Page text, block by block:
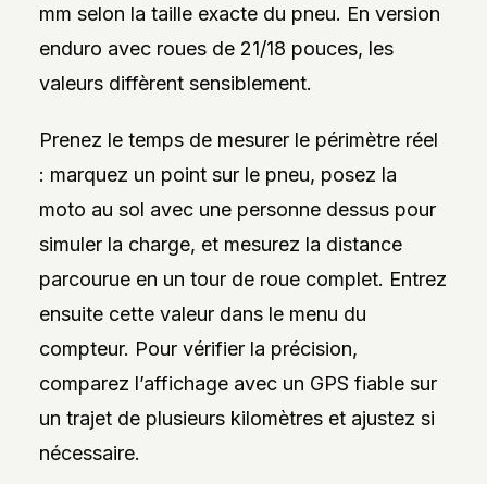
mm selon la taille exacte du pneu. En version
enduro avec roues de 21/18 pouces, les
valeurs diffèrent sensiblement.
Prenez le temps de mesurer le périmètre réel
: marquez un point sur le pneu, posez la
moto au sol avec une personne dessus pour
simuler la charge, et mesurez la distance
parcourue en un tour de roue complet. Entrez
ensuite cette valeur dans le menu du
compteur. Pour vérifier la précision,
comparez l’affichage avec un GPS fiable sur
un trajet de plusieurs kilomètres et ajustez si
nécessaire.